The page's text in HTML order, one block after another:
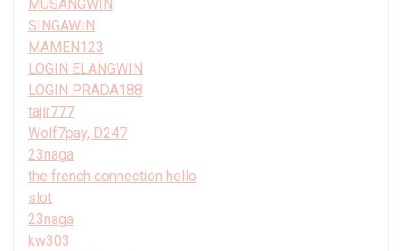
MUSANGWIN
SINGAWIN
MAMEN123
LOGIN ELANGWIN
LOGIN PRADA188
tajir777
Wolf7pay, D247
23naga
the french connection hello
slot
23naga
kw303